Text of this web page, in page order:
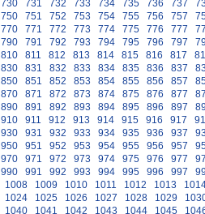
730 731 732 733 734 735 736 737
750 751 752 753 754 755 756 757
770 771 772 773 774 775 776 777
790 791 792 793 794 795 796 797
810 811 812 813 814 815 816 817
830 831 832 833 834 835 836 837
850 851 852 853 854 855 856 857
870 871 872 873 874 875 876 877
890 891 892 893 894 895 896 897
910 911 912 913 914 915 916 917
930 931 932 933 934 935 936 937
950 951 952 953 954 955 956 957
970 971 972 973 974 975 976 977
990 991 992 993 994 995 996 997
1008 1009 1010 1011 1012 1013
1024 1025 1026 1027 1028 1029
1040 1041 1042 1043 1044 1045